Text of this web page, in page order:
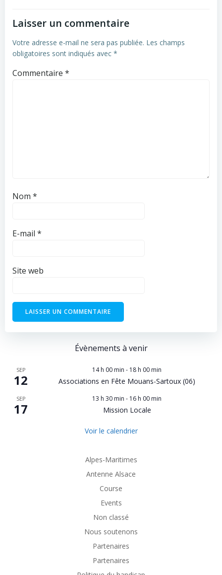
Laisser un commentaire
Votre adresse e-mail ne sera pas publiée. Les champs
obligatoires sont indiqués avec *
Commentaire *
Nom *
E-mail *
Site web
Évènements à venir
SEP
12
14 h 00 min - 18 h 00 min
Associations en Fête Mouans-Sartoux (06)
SEP
17
13 h 30 min - 16 h 00 min
Mission Locale
Voir le calendrier
Alpes-Maritimes
Antenne Alsace
Course
Events
Non classé
Nous soutenons
Partenaires
Partenaires